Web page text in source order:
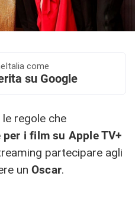
come
su Google
le regole che
i film su Apple TV+
partecipare agli
un Oscar.